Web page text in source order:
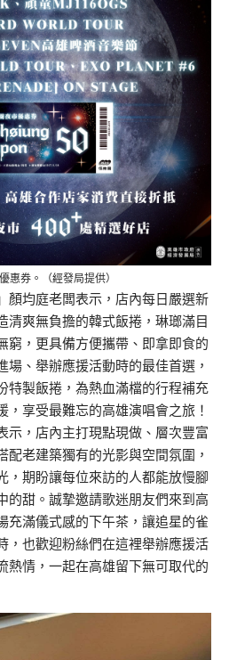
惠券。（經發局提供）
顏均庭老闆表示，店內每日嚴選新
清爽無負擔的韓式飯捲，琳瑯滿目
窮，更具備方便攜帶、即拿即食的
場、舉辦應援活動時的最佳首選，
特製飯捲，為熱血滿檔的行程補充
，享受最難忘的高雄演唱會之旅！
示，店內主打現點現做、層次豐富
配老建築獨有的光影與空間氛圍，
，期盼讓每位來訪的人都能放慢腳
的甜。誠摯邀請歌迷朋友們來到高
充滿儀式感的下午茶，讓追星的雀
，也歡迎粉絲們在這裡舉辦應援活
熱情，一起在高雄留下無可取代的